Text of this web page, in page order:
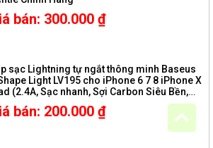
bán: 300.000 ₫
sạc Lightning tự ngắt thông minh Baseus
Light LV195 cho iPhone 6 7 8 iPhone X
(2.4A, Sạc nhanh, Sợi Carbon Siêu Bền,
bán: 200.000 ₫